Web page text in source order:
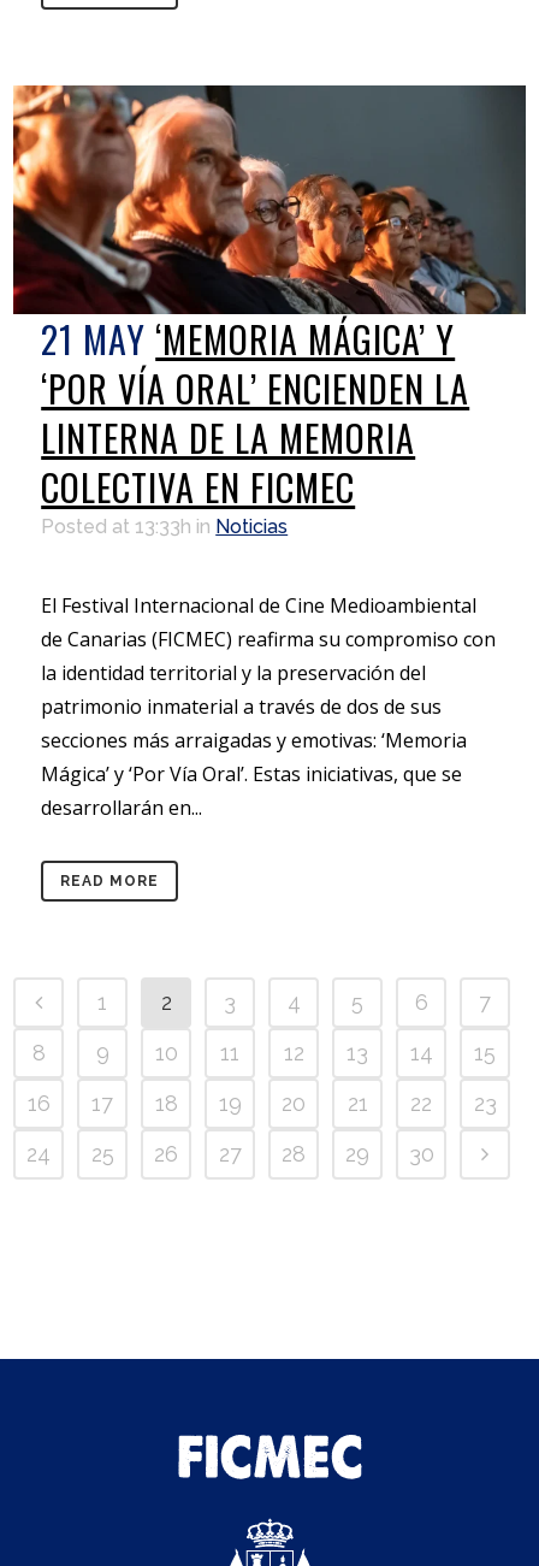
21 MAY ‘MEMORIA MÁGICA’ Y
‘POR VÍA ORAL’ ENCIENDEN LA
LINTERNA DE LA MEMORIA
COLECTIVA EN FICMEC
Posted at 13:33h in Noticias
El Festival Internacional de Cine Medioambiental
de Canarias (FICMEC) reafirma su compromiso con
la identidad territorial y la preservación del
patrimonio inmaterial a través de dos de sus
secciones más arraigadas y emotivas: ‘Memoria
Mágica’ y ‘Por Vía Oral’. Estas iniciativas, que se
desarrollarán en...
READ MORE
1 2 3 4 5 6
7
8
9 10 11 12 13 14
15
16
17 18 19 20 21 22
23
24
25 26 27 28 29 30